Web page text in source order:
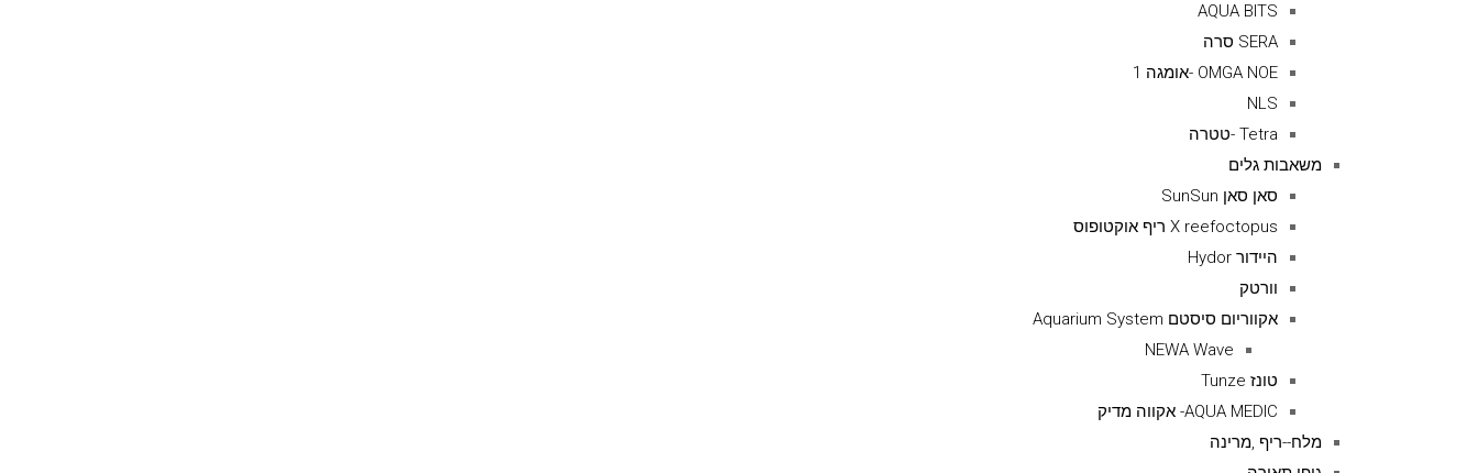
AQUA BITS
SERA סרה
OMGA NOE -אומגה 1
NLS
Tetra -טטרה
משאבות גלים
סאן סאן SunSun
X reefoctopus ריף אוקטופוס
היידור Hydor
וורטק
אקווריום סיסטם Aquarium System
NEWA Wave
טונז Tunze
AQUA MEDIC- אקווה מדיק
מלח--ריף ,מרינה